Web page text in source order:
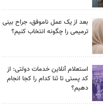
بعد از یک عمل ناموفق، جراح بینی
ترمیمی را چگونه انتخاب کنیم؟
استعلام آنلاین خدمات دولتی: از
کد پستی تا ثنا کدام را کجا انجام
دهیم؟